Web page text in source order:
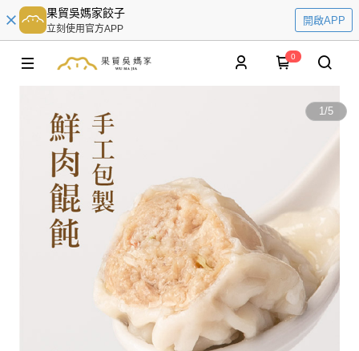
果貿吳媽家餃子
立刻使用官方APP
開啟APP
0
1/5